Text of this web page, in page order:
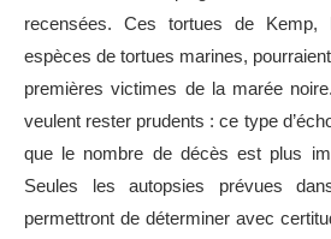
recensées. Ces tortues de Kemp,
espèces de tortues marines,
premières victimes de la marée
veulent rester prudents : ce type
que le nombre de décès est plus
Seules les autopsies prévues
permettront de déterminer avec